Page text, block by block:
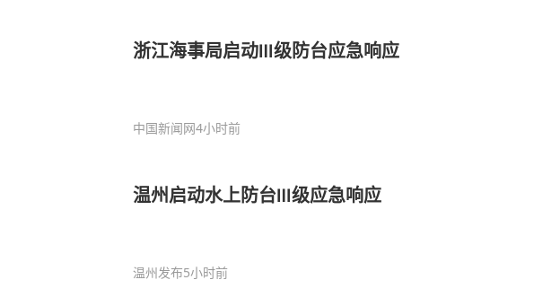
浙江海事局启动Ⅲ级防台应急响应
中国新闻网4小时前
温州启动水上防台Ⅲ级应急响应
温州发布5小时前